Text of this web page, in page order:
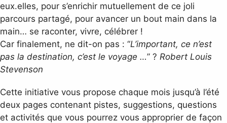
eux.elles, pour s’enrichir mutuellement de ce joli
parcours partagé, pour avancer un bout main dans la
main… se raconter, vivre, célébrer !
Car finalement, ne dit-on pas : “L’important, ce n’est
pas la destination, c’est le voyage …” ? Robert Louis
Stevenson
Cette initiative vous propose chaque mois jusqu’à l’été
deux pages contenant pistes, suggestions, questions
et activités que vous pourrez vous approprier de façon